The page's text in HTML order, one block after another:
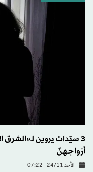
3 سيّدات يروين
أزواجهنّ
الأحد 24/11 - 07:22